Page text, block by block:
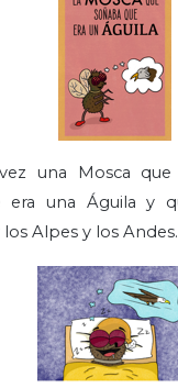
una Mosca
era una Águila y
Alpes y los Andes.